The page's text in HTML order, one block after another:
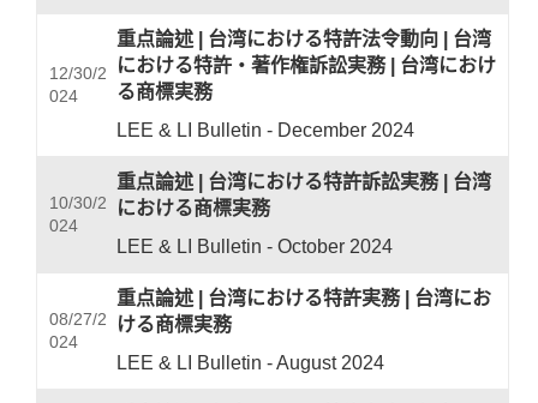
12/30/2
024
重点論述 台湾における特許法令動向
台湾
における特許・著作権訴訟実務| 台湾におけ
る商標実務
LEE & LI Bulletin - December 2024
10/30/2
024
重点論述 台湾における特許訴訟実務| 台湾
における商標実務
LEE & LI Bulletin - October 2024
08/27/2
024
重点論述 台湾における特許実務| 台湾にお
ける商標実務
LEE & LI Bulletin - August 2024